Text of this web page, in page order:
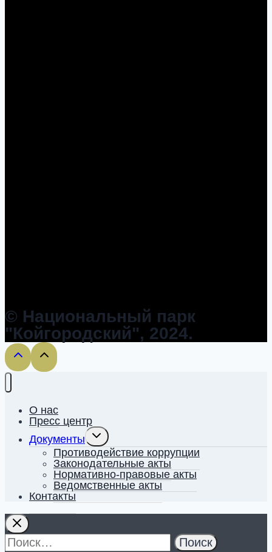
© Национальный парк
"Койгородский", 2024.
О нас
Пресс центр
Документы
Toggle
child
menu
Противодействие коррупции
Законодательные акты
Нормативно-правовые акты
Ведомственные акты
Контакты
Найти: